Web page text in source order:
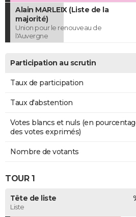
Alain MARLEIX (Liste de la
majorité)
Union pour le renouveau de
l'Auvergne
Participation au scrutin
Taux de participation
Taux d'abstention
Votes blancs et nuls (en
des votes exprimés)
Nombre de votants
TOUR 1
Tête de liste
Liste